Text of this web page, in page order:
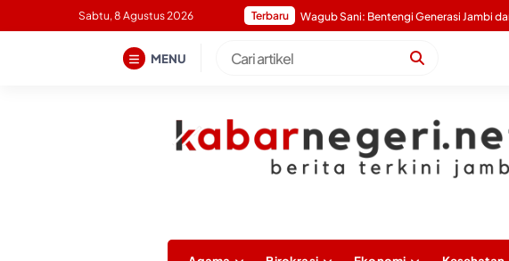
to
Sabtu, 8 Agustus 2026 Terbaru
MENU